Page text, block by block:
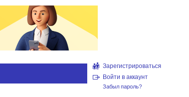
Зарегистрироваться
Войти в аккаунт
Забыл пароль?